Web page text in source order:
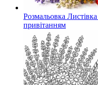
Розмальовка
привітанням